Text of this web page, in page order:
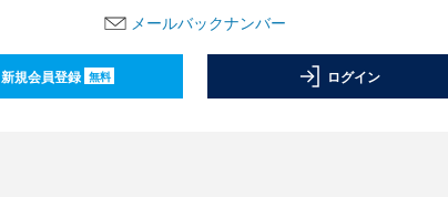
メールバックナンバー
新規会員登録 無料 ログイン